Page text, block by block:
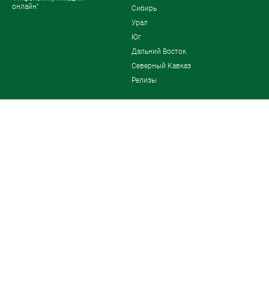
онлайн"
Сибирь
Урал
Юг
Дальний Восток
Северный Кавказ
Релизы